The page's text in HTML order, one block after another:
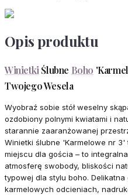
Opis produktu
WinietkiŚlubne Boho
Twojego Wesela
Wyobraź sobie stół weselny
ozdobiony polnymi kwiatami i
starannie zaaranżowanej
Winietki ślubne 'Karmelowe nr
miejscu dla gościa – to
atmosferę swobody, bliskości
typowej dla stylu boho.
karmelowych odcieniach,